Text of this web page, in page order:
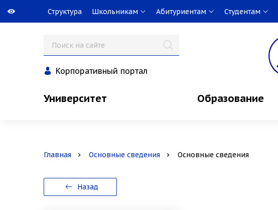
Структура Школьникам Абитуриентам Студентам
Корпоративный портал
Университет Образование
Главная Основные сведения Основные сведения
Назад